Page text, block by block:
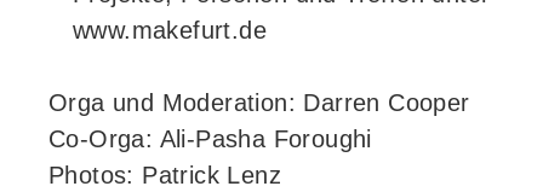
www.makefurt.de
Orga und Moderation: Darren Cooper
Co-Orga: Ali-Pasha Foroughi
Photos: Patrick Lenz